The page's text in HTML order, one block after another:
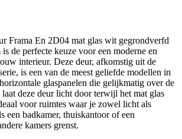
Frama En 2D04 mat glas wit gegrondverfd
de perfecte keuze voor een moderne en
interieur. Deze deur, afkomstig uit de
is een van de meest geliefde modellen in
glaspanelen die gelijkmatig over de
deze deur licht door terwijl het mat glas
voor ruimtes waar je zowel licht als
een badkamer, thuiskantoor of een
kamers grenst.